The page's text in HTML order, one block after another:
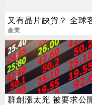
又有晶片缺貨？ 全球
產業
群創漲太兇 被要求公